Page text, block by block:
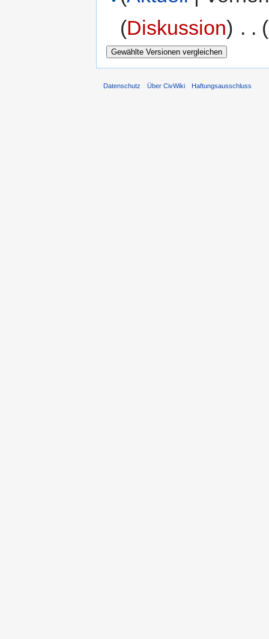
(Diskussion) . .
Datenschutz Über CivWiki Haftungsausschluss